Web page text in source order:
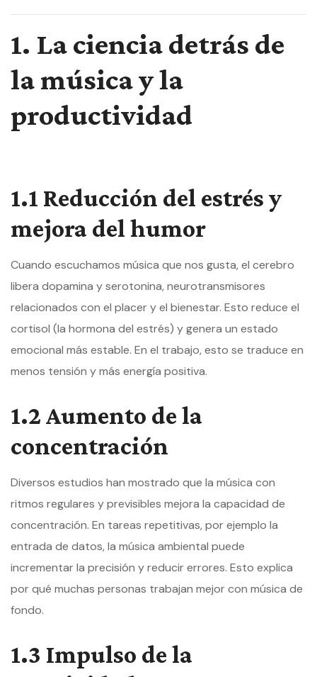
1. La ciencia detrás de
la música y la
productividad
1.1 Reducción del estrés y
mejora del humor
Cuando escuchamos música que nos gusta, el cerebro
libera dopamina y serotonina, neurotransmisores
relacionados con el placer y el bienestar. Esto reduce el
cortisol (la hormona del estrés) y genera un estado
emocional más estable. En el trabajo, esto se traduce en
menos tensión y más energía positiva.
1.2 Aumento de la
concentración
Diversos estudios han mostrado que la música con
ritmos regulares y previsibles mejora la capacidad de
concentración. En tareas repetitivas, por ejemplo la
entrada de datos, la música ambiental puede
incrementar la precisión y reducir errores. Esto explica
por qué muchas personas trabajan mejor con música de
fondo.
1.3 Impulso de la